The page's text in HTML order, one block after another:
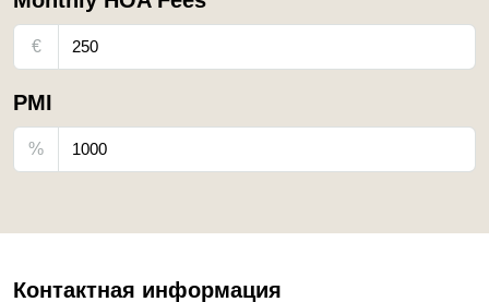
€
PMI
%
Контактная информация